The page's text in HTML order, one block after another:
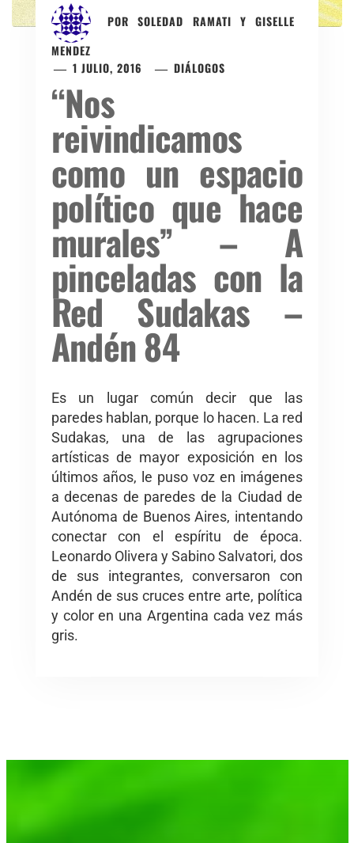
PORSOLEDAD RAMATI Y GISELLE
MENDEZ
1 JULIO, 2016
DIÁLOGOS
“Nos
reivindicamos
como un espacio
político que hace
murales” – A
pinceladas con la
Red Sudakas –
Andén 84
Es un lugar común decir que las
paredes hablan, porque lo hacen. La red
Sudakas, una de las agrupaciones
artísticas de mayor exposición en los
últimos años, le puso voz en imágenes
a decenas de paredes de la Ciudad de
Autónoma de Buenos Aires, intentando
conectar con el espíritu de época.
Leonardo Olivera y Sabino Salvatori, dos
de sus integrantes, conversaron con
Andén de sus cruces entre arte, política
y color en una Argentina cada vez más
gris.